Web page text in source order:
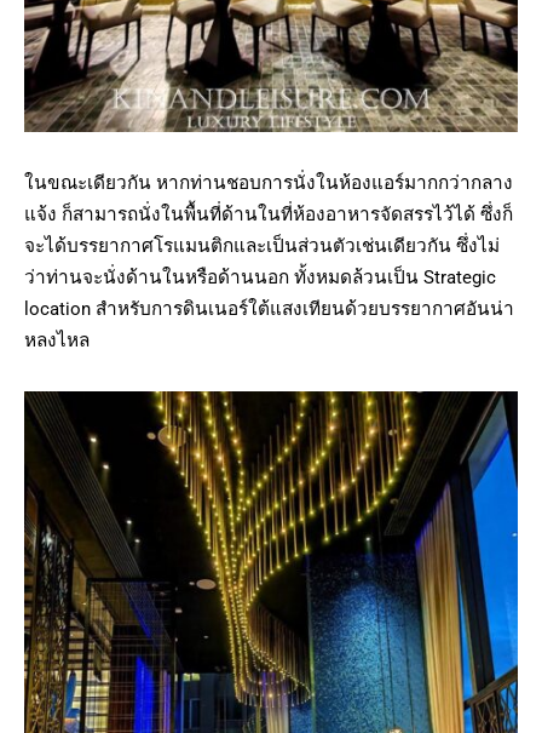
ในขณะเดียวกัน หากท่านชอบการนั่งในห้องแอร์มากกว่ากลาง
แจ้ง ก็สามารถนั่งในพื้นที่ด้านในที่ห้องอาหารจัดสรรไว้ได้ ซึ่งก็
จะได้บรรยากาศโรแมนติกและเป็นส่วนตัวเช่นเดียวกัน ซึ่งไม่
ว่าท่านจะนั่งด้านในหรือด้านนอก ทั้งหมดล้วนเป็น Strategic
location สำหรับการดินเนอร์ใต้แสงเทียนด้วยบรรยากาศอันน่า
หลงไหล